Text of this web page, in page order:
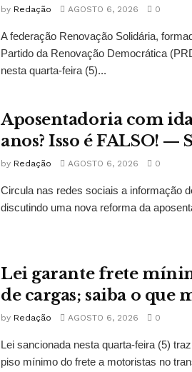
by Redação AGOSTO 6, 2026 0
A federação Renovação Solidária,
Partido da Renovação Democrática
nesta quarta-feira (5)...
Aposentadoria com
anos? Isso é FALSO! —
by Redação AGOSTO 6, 2026 0
Circula nas redes sociais a informação
discutindo uma nova reforma da
Lei garante frete
de cargas; saiba o que
by Redação AGOSTO 6, 2026 0
Lei sancionada nesta quarta-feira (5)
piso mínimo do frete a motoristas no